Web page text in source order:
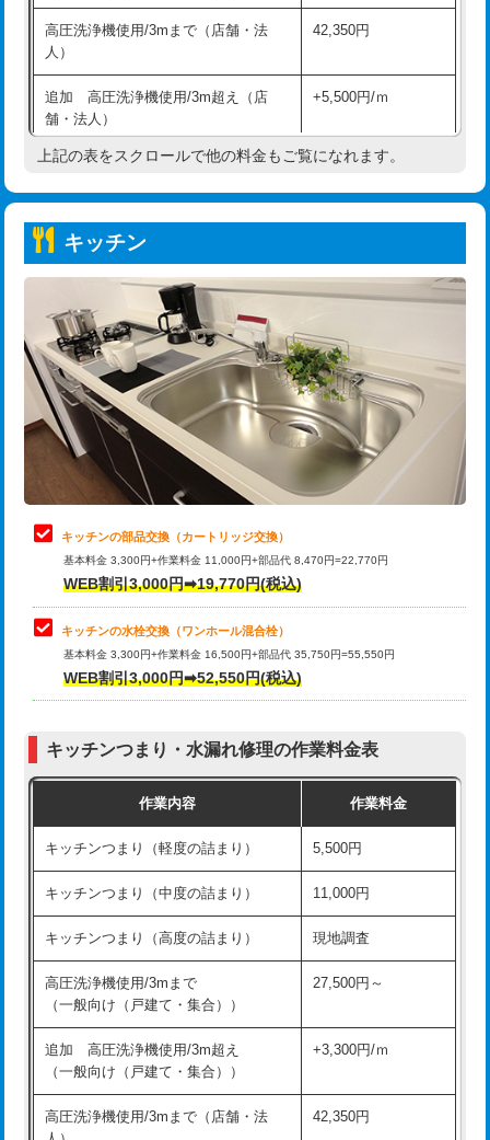
持込商品取付（単水栓） 13,200円
持込商品取付（混合水栓）
持込商品取付（浄水器・分岐水栓） 16,500円
持込商品取付（温水洗浄便座） 22,000円
持込商品取付（普通便座⇔温水洗浄便
22,000円
給水管工事※（ホール加工)
給水管工事※（バンド止め) 3,300円
給水管工事※（支持金具設置) 5,500円
給水管工事※（保温材使用（バンド止
め込み）)
5,500円
給水管工事※（土の掘削・埋め戻し作
11,000円
給水管工事※（塩ビ管（VP・HI）使
用/3ｍまで)
給水管工事※（塩ビ管（VP・HI）使
用（追加）/3ｍ超え)
給水管工事※（ライニング鋼管・銅
管・ポリ管・HT管使用/3ｍまで)
44,000円
管・ポリ管・HT管使用/3ｍ超え)
排水管工事（土の掘削・埋め戻し作
11,000円~
排水管工事（排水管工事/3ｍまで） 55,000円
排水管工事（追加 排水管工事/3ｍ超
+11,000円
マス交換（深さ50㎝未満）
マス交換（深さ50㎝以上） 66,000円
コンクリート斫り（厚さ10㎝まで）
高圧洗浄機使用/3mまで（店舗・法
人）
42,350円
追加 高圧洗浄機使用/3m超え（店
舗・法人）
+5,500円/ｍ
高度高圧洗浄換 現地調査
トーラー機使用/3mまで
追加トーラー機使用/3m超え +3,300円
カメラ調査 33,000円
桝清掃 8,800円
止水・漏水調査・防水処理・清掃・修
理・調整・分解・加工など（軽作業）
11,000円
止水・漏水調査・防水処理・清掃・修
理・調整・分解・加工など（中作業）
22,000円
止水・漏水調査・防水処理・清掃・修
理・調整・分解・加工など（重作業）
33,000円
お風呂タンク脱着
その他部品の脱着
式・ワンホール）)
交換・取付(排水栓・排水トラップ
22,000円+材料費
持込商品取付（単水栓）
持込商品取付（混合水栓） 16,500円
上記の表をスクロールで他の料金もご覧になれます。
キッチン
キッチンの部品交換（カートリッジ交換）
基本料金 3,300円+作業料金 11,000円+部品代 8,470円=22,770円
WEB割引3,000円➡19,770円(税込)
キッチンの水栓交換（ワンホール混合栓）
基本料金 3,300円+作業料金 16,500円+部品代 35,750円=55,550円
WEB割引3,000円➡52,550円(税込)
キッチンつまり・水漏れ修理の作業料金表
作業内容 作業料金
キッチンつまり（軽度の詰まり） 5,500円
キッチンつまり（中度の詰まり） 11,000円
キッチンつまり（高度の詰まり） 現地調査
高圧洗浄機使用/3mまで
（一般向け（戸建て・集合））
27,500円～
追加 高圧洗浄機使用/3m超え
（一般向け（戸建て・集合））
+3,300円/ｍ
高圧洗浄機使用/3mまで（店舗・法
42,350円